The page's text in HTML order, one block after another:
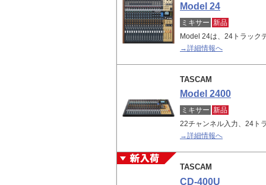
Model 24
ミキサー 新品
Model 24は、24トラック
→詳細情報へ
TASCAM
Model 2400
ミキサー 新品
22チャンネル入力、24ト
→詳細情報へ
TASCAM
CD-400U